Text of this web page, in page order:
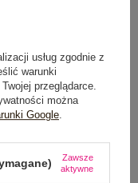
usług zgodnie z
warunki
przeglądarce.
można
Google
Zawsze
aktywne